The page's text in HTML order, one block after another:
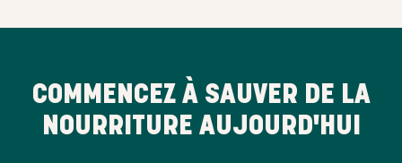
COMMENCEZ À SAUVER DE LA
NOURRITURE AUJOURD'HUI